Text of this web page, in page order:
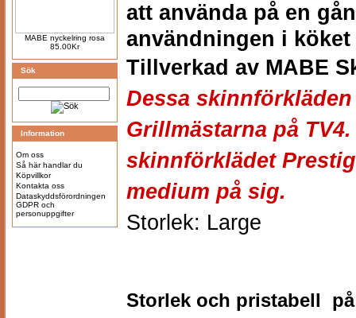
MABE nyckelring rosa
85.00Kr
Sök
Information
Om oss
Så här handlar du
Köpvillkor
Kontakta oss
Dataskyddsförordningen
GDPR och
personuppgifter
att använda på en
användningen i
Tillverkad av MABE
Dessa
Grillmästarna på
skinnförklädet
medium på sig.
Storlek: Large
Storlek och pristabell